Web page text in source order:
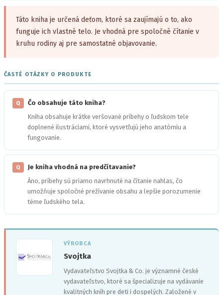
Táto kniha je určená deťom, ktoré sa zaujímajú o to, ako
funguje ich vlastné telo. Je vhodná pre spoločné čítanie v
kruhu rodiny aj pre samostatné objavovanie.
ČASTÉ OTÁZKY O PRODUKTE
Q
Čo obsahuje táto kniha?
Kniha obsahuje krátke veršované príbehy o ľudskom tele
doplnené ilustráciami, ktoré vysvetľujú jeho anatómiu a
fungovanie.
Q
Je kniha vhodná na predčítavanie?
Áno, príbehy sú priamo navrhnuté na čítanie nahlas, čo
umožňuje spoločné prežívanie obsahu a lepšie porozumenie
téme ľudského tela.
VÝROBCA
Svojtka
Vydavateľstvo Svojtka & Co. je významné české
vydavateľstvo, ktoré sa špecializuje na vydávanie
kvalitných kníh pre deti i dospelých. Založené v